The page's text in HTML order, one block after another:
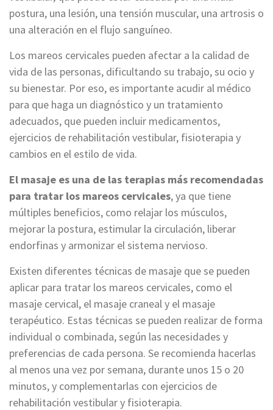
postura, una lesión, una tensión muscular, una artrosis o
una alteración en el flujo sanguíneo.
Los mareos cervicales pueden afectar a la calidad de
vida de las personas, dificultando su trabajo, su ocio y
su bienestar. Por eso, es importante acudir al médico
para que haga un diagnóstico y un tratamiento
adecuados, que pueden incluir medicamentos,
ejercicios de rehabilitación vestibular, fisioterapia y
cambios en el estilo de vida.
El masaje es una de las terapias más recomendadas
para tratar los mareos cervicales, ya que tiene
múltiples beneficios, como relajar los músculos,
mejorar la postura, estimular la circulación, liberar
endorfinas y armonizar el sistema nervioso.
Existen diferentes técnicas de masaje que se pueden
aplicar para tratar los mareos cervicales, como el
masaje cervical, el masaje craneal y el masaje
terapéutico. Estas técnicas se pueden realizar de forma
individual o combinada, según las necesidades y
preferencias de cada persona. Se recomienda hacerlas
al menos una vez por semana, durante unos 15 o 20
minutos, y complementarlas con ejercicios de
rehabilitación vestibular y fisioterapia.